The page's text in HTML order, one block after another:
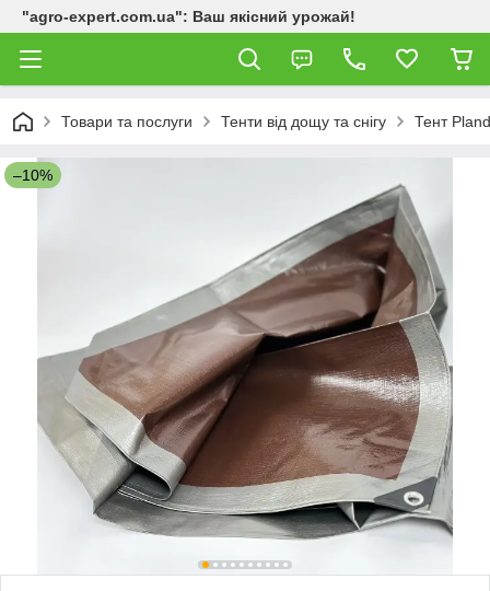
"agro-expert.com.ua": Ваш якісний урожай!
Товари та послуги Тенти від дощу та снігу Тент
–10%